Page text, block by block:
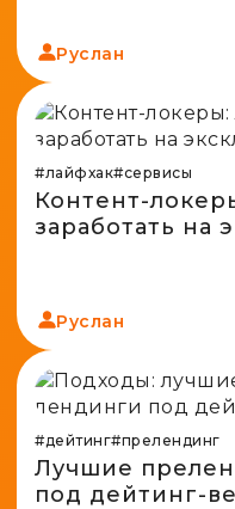
Руслан
#лайфхак#сервисы
Контент-
заработать на
Руслан
#дейтинг#прелендинг
Лучшие
под дейтинг-